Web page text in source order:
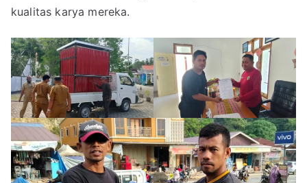
kualitas karya mereka.